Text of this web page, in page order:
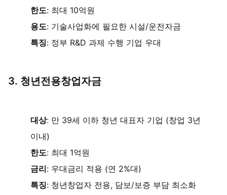
한도: 최대 10억원
용도: 기술사업화에 필요한 시설/운전자금
특징: 정부 R&D 과제 수행 기업 우대
3. 청년전용창업자금
대상: 만 39세 이하 청년 대표자 기업 (창업 3년
이내)
한도: 최대 1억원
금리: 우대금리 적용 (연 2%대)
특징: 청년창업자 전용, 담보/보증 부담 최소화